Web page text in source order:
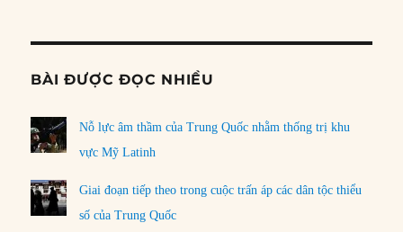
BÀI ĐƯỢC ĐỌC NHIỀU
Nỗ lực âm thầm của Trung Quốc nhằm thống trị khu
vực Mỹ Latinh
Giai đoạn tiếp theo trong cuộc trấn áp các dân tộc thiểu
số của Trung Quốc